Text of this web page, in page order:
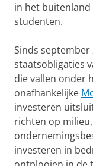
in het
studenten.
Sinds september
staatsobligaties
die vallen onder
onafhankelijke
investeren
richten op
investeren in